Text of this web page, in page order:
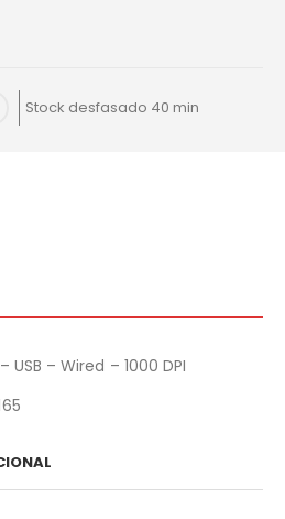
Stock desfasado 40 min
– Wired – 1000 DPI